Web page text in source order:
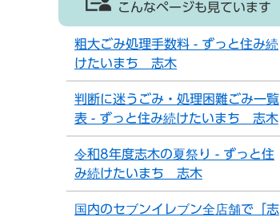
こんなページも見ています
粗大ごみ処理手数料 - ずっと住み続
けたいまち 志木
判断に迷うごみ・処理困難ごみ一覧
表 - ずっと住み続けたいまち 志木
令和8年度志木の夏祭り - ずっと住
み続けたいまち 志木
国内のセブンイレブン全店舗で「志